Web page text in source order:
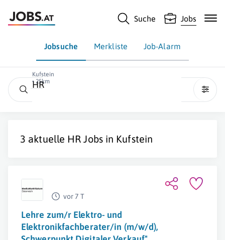
Suche Jobs
Jobsuche Merkliste Job-Alarm
Kufstein
• 25km
HR
3 aktuelle HR Jobs in Kufstein
vor 7 T
Lehre zum/r Elektro- und
Elektronikfachberater/in (m/w/d),